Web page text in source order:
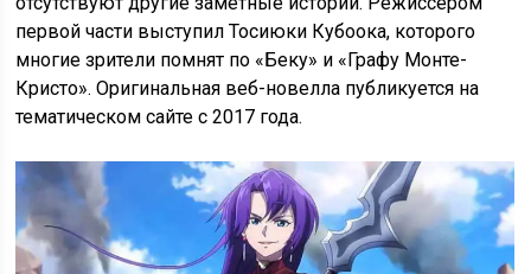
первой части выступил Тосиюки Кубоока, которого
многие зрители помнят по «Беку» и «Графу Монте-
Кристо». Оригинальная веб-новелла публикуется на
тематическом сайте с 2017 года.